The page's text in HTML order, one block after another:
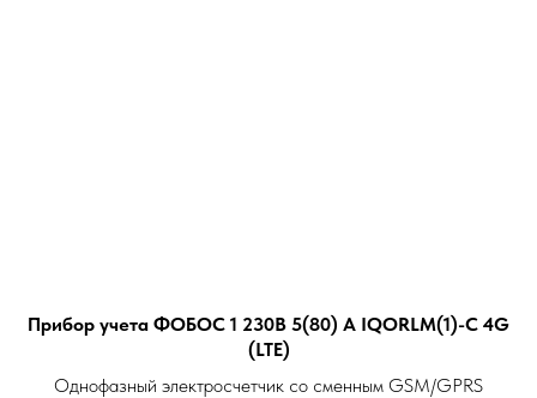
Прибор учета ФОБОС 1 230В 5(80) А IQORLM(1)-С 4G
(LTE)
Однофазный электросчетчик со сменным GSM/GPRS